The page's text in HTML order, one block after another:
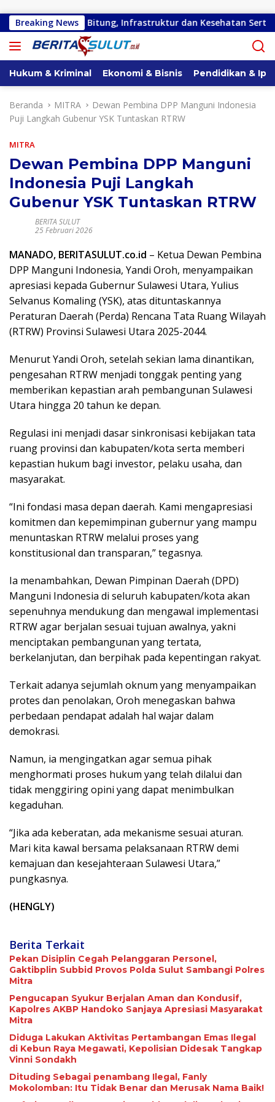
Breaking News
di Kota Bitung, Infrastruktur dan Kesehatan Serta
Hukum & Kriminal Ekonomi & Bisnis Pendidikan &
Beranda MITRA
Dewan Pembina DPP Manguni Indonesia
Puji Langkah Gubenur YSK Tuntaskan RTRW
MITRA
Dewan Pembina DPP Manguni
Indonesia Puji Langkah
Gubenur YSK Tuntaskan RTRW
BERITA SULUT
25 Februari 2026
MANADO, BERITASULUT.co.id – Ketua Dewan Pembina
DPP Manguni Indonesia, Yandi Oroh, menyampaikan
apresiasi kepada Gubernur Sulawesi Utara, Yulius
Selvanus Komaling (YSK), atas dituntaskannya
Peraturan Daerah (Perda) Rencana Tata Ruang Wilayah
(RTRW) Provinsi Sulawesi Utara 2025-2044.
Menurut Yandi Oroh, setelah sekian lama dinantikan,
pengesahan RTRW menjadi tonggak penting yang
memberikan kepastian arah pembangunan Sulawesi
Utara hingga 20 tahun ke depan.
Regulasi ini menjadi dasar sinkronisasi kebijakan tata
ruang provinsi dan kabupaten/kota serta memberi
kepastian hukum bagi investor, pelaku usaha, dan
masyarakat.
“Ini fondasi masa depan daerah. Kami mengapresiasi
komitmen dan kepemimpinan gubernur yang mampu
menuntaskan RTRW melalui proses yang
konstitusional dan transparan,” tegasnya.
Ia menambahkan, Dewan Pimpinan Daerah (DPD)
Manguni Indonesia di seluruh kabupaten/kota akan
sepenuhnya mendukung dan mengawal implementasi
RTRW agar berjalan sesuai tujuan awalnya, yakni
menciptakan pembangunan yang tertata,
berkelanjutan, dan berpihak pada kepentingan rakyat.
Terkait adanya sejumlah oknum yang menyampaikan
protes dan penolakan, Oroh menegaskan bahwa
perbedaan pendapat adalah hal wajar dalam
demokrasi.
Namun, ia mengingatkan agar semua pihak
menghormati proses hukum yang telah dilalui dan
tidak menggiring opini yang dapat menimbulkan
kegaduhan.
“Jika ada keberatan, ada mekanisme sesuai aturan.
Mari kita kawal bersama pelaksanaan RTRW demi
kemajuan dan kesejahteraan Sulawesi Utara,”
pungkasnya.
(HENGLY)
Berita Terkait
Pekan Disiplin Cegah Pelanggaran Personel,
Gaktibplin Subbid Provos Polda Sulut Sambangi ‎Polres
Mitra
Pengucapan Syukur Berjalan Aman dan Kondusif,
Kapolres AKBP Handoko Sanjaya Apresiasi Masyarakat
Mitra
Diduga Lakukan Aktivitas Pertambangan Emas Ilegal
di Kebun Raya Megawati, Kepolisian Didesak Tangkap
Vinni Sondakh
Dituding Sebagai penambang Ilegal, Fanly
Mokolomban: Itu Tidak Benar dan Merusak Nama Baik!